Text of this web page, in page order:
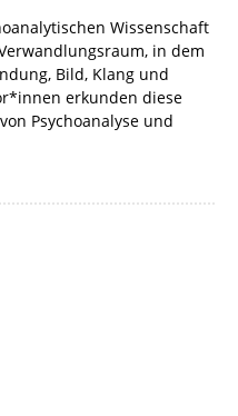
Wissenschaft
in dem
Bild, Klang und
erkunden diese
Psychoanalyse und